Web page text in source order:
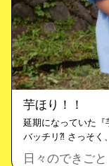
芋ほり！！
延期になっていた
バッチリ⁈ さっそく
日々のできごと